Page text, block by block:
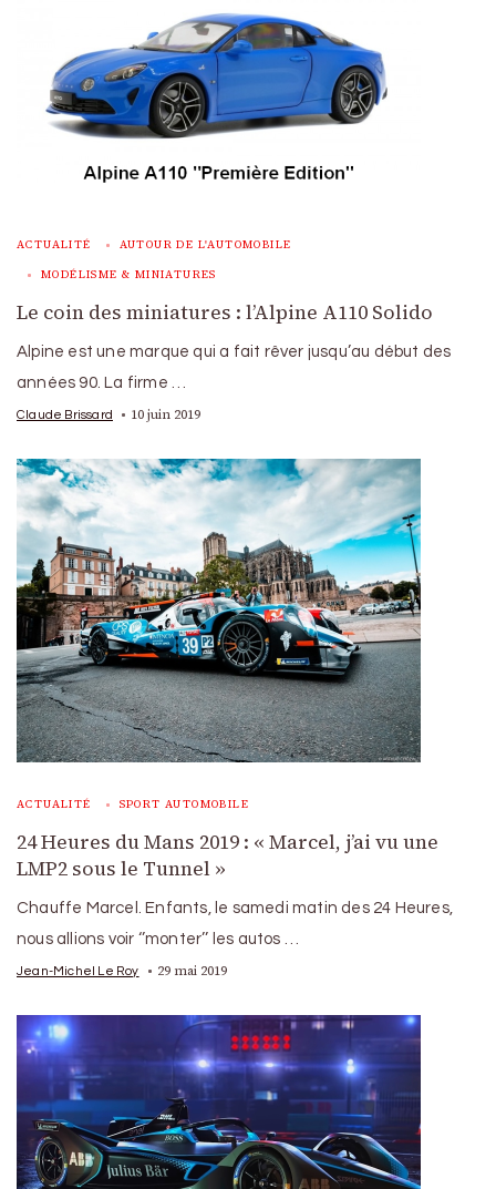
ACTUALITÉ AUTOUR DE L'AUTOMOBILE
MODÉLISME & MINIATURES
Le coin des miniatures : l’Alpine A110 Solido
Alpine est une marque qui a fait rêver jusqu’au début des
années 90. La firme …
Claude Brissard 10 juin 2019
ACTUALITÉ SPORT AUTOMOBILE
24 Heures du Mans 2019 : « Marcel, j’ai vu une
LMP2 sous le Tunnel »
Chauffe Marcel. Enfants, le samedi matin des 24 Heures,
nous allions voir ‘’monter’’ les autos …
Jean-Michel Le Roy 29 mai 2019